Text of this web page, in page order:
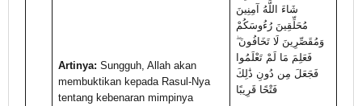
Artinya: Sungguh, Allah akan
membuktikan kepada Rasul-Nya
tentang kebenaran mimpinya
شَاءَ اللَّهُ آمِنِينَ
مُحَلِّقِينَ رُءُوسَكُمْ
وَمُقَصِّرِينَ لَا تَخَافُونَ ۖ
فَعَلِمَ مَا لَمْ تَعْلَمُوا
فَجَعَلَ مِن دُونِ ذَٰلِكَ
فَتْحًا قَرِيبًا